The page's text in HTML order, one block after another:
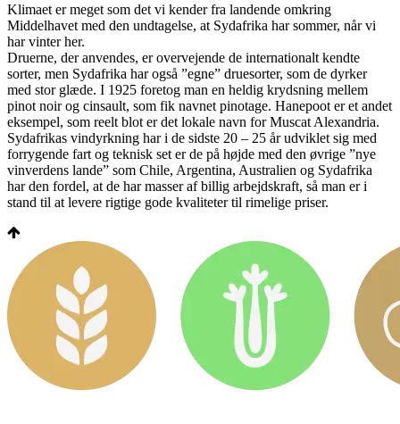
Klimaet er meget som det vi kender fra landende omkring
Middelhavet med den undtagelse, at Sydafrika har sommer, når vi
har vinter her.
Druerne, der anvendes, er overvejende de internationalt kendte
sorter, men Sydafrika har også ”egne” druesorter, som de dyrker
med stor glæde. I 1925 foretog man en heldig krydsning mellem
pinot noir og cinsault, som fik navnet pinotage. Hanepoot er et andet
eksempel, som reelt blot er det lokale navn for Muscat Alexandria.
Sydafrikas vindyrkning har i de sidste 20 – 25 år udviklet sig med
forrygende fart og teknisk set er de på højde med den øvrige ”nye
vinverdens lande” som Chile, Argentina, Australien og Sydafrika
har den fordel, at de har masser af billig arbejdskraft, så man er i
stand til at levere rigtige gode kvaliteter til rimelige priser.